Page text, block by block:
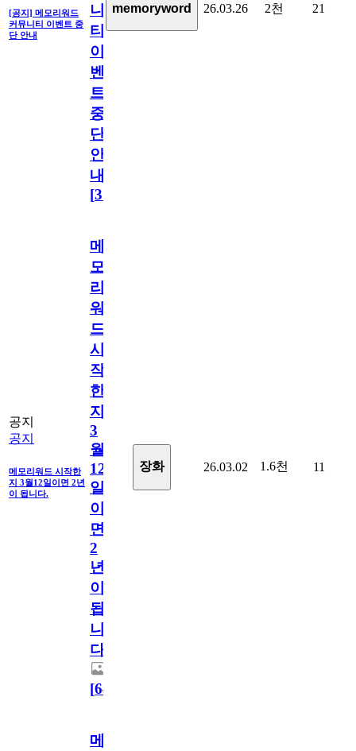
[공지] 메모리워드
커뮤니티 이벤트 중
단 안내
니
티
이
벤
트
중
단
안
내
[31
memoryword 26.03.26 2천 21
공지
공지
메모리워드 시작한
지 3월12일이면 2년
이 됩니다.
메
모
리
워
드
시
작
한
지
3
월
12
일
이
면
2
년
이
됩
니
다.
[64
장화 26.03.02 1.6천 11
메